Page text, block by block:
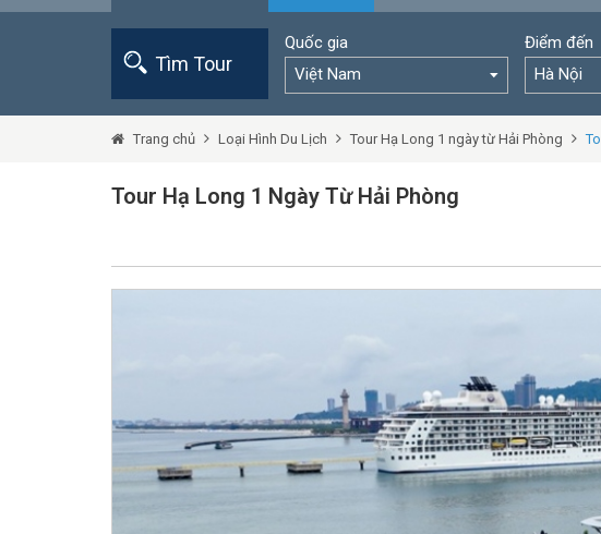
Tìm Tour
Quốc gia
Việt Nam
Điểm đến
Hà Nội
Trang chủ Loại Hình Du Lịch Tour Hạ Long 1 ngày từ Hải Phòng
Tour Hạ Long 1 Ngày Từ Hải Phòng